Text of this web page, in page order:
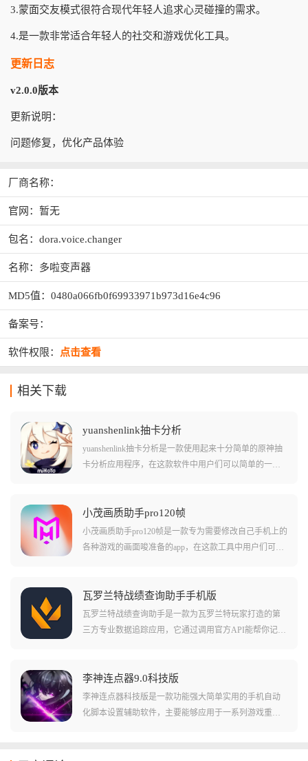
3.蒙面交友模式很符合现代年轻人追求心灵碰撞的需求。
4.是一款非常适合年轻人的社交和游戏优化工具。
更新日志
v2.0.0版本
更新说明：
问题修复，优化产品体验
厂商名称：
官网：暂无
包名：dora.voice.changer
名称：多啦变声器
MD5值：0480a066fb0f69933971b973d16e4c96
备案号：
软件权限： 点击查看
相关下载
yuanshenlink抽卡分析
yuanshenlink抽卡分析是一款使用起来十分简单的原神抽
卡分析应用程序，在这款软件中用户们可以简单的一键
保底预测，抽卡期望预测等多种功能，让您在抽卡的过
程中不会踩坑或者发生意外！软件还会列出一些其他玩
家抽卡的记录供玩家们观察评估！
小茂画质助手pro120帧
小茂画质助手pro120帧是一款专为需要修改自己手机上的
各种游戏的画面唆准备的app，在这款工具中用户们可以
清晰度，都能够通过这款app简单的进行调节！在这款游
戏中还支持用户们对手机亮度这些外在的硬件设置做出
设置，让您的游戏在各种环境下看上去效果更好！
瓦罗兰特战绩查询助手手机版
瓦罗兰特战绩查询助手是一款为瓦罗兰特玩家打造的第
三方专业数据追踪应用，它通过调用官方API能帮你记录
想复盘自己为何红温，还是想研究全球大神的上分套
路，都能用最直观的数据告诉你答案。
李神连点器9.0科技版
李神连点器科技版是一款功能强大简单实用的手机自动
化脚本设置辅助软件，主要能够应用于一系列游戏重复